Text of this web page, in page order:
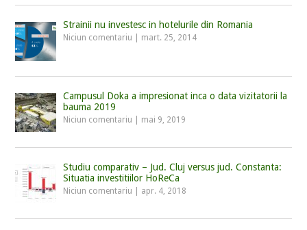
Strainii nu investesc in hotelurile din Romania
Niciun comentariu mart. 25, 2014
Campusul Doka a impresionat inca o data vizitatorii la
bauma 2019
Niciun comentariu mai 9, 2019
Studiu comparativ – Jud. Cluj versus jud. Constanta:
Situatia investitiilor HoReCa
Niciun comentariu apr. 4, 2018